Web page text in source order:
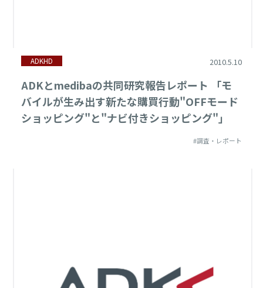
ADKHD 2010.5.10
ADKとmedibaの共同研究報告レポート 「モ
バイルが生み出す新たな購買行動"OFFモード
ショッピング"と"ナビ付きショッピング"」
#調査・レポート